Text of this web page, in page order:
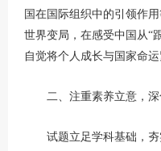
国在国际组织中的引领作
世界变局，在感受中国从“
自觉将个人成长与国家命运
二、注重素养立意，深
试题立足学科基础，夯